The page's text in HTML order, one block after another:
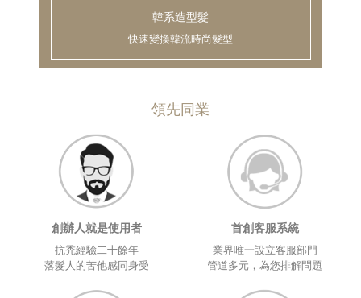
韓系造型髮
快速變換韓流時尚髮型
領先同業
創辦人就是使用者
抗禿經驗二十餘年
落髮人的苦他感同身受
首創客服系統
業界唯一設立客服部門
管道多元，為您排解問題